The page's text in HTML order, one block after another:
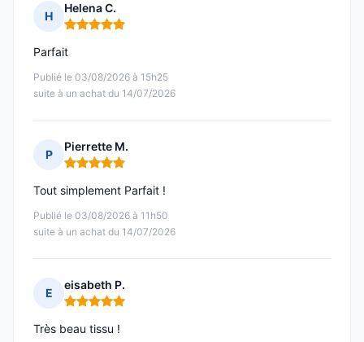
H
Helena C.
Note : 5 sur 5
Publié le 03/08/2026 à 15h25
suite à un achat du 14/07/2026
Parfait
P
Pierrette M.
Note : 5 sur 5
Publié le 03/08/2026 à 11h50
suite à un achat du 14/07/2026
Tout simplement Parfait !
E
eisabeth P.
Note : 5 sur 5
Très beau tissu !